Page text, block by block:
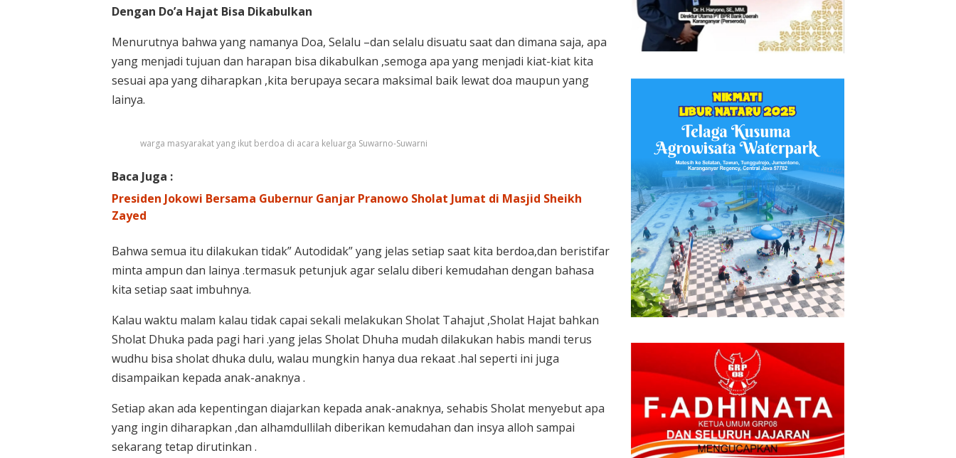
Dengan Do’a Hajat Bisa Dikabulkan
Menurutnya bahwa yang namanya Doa, Selalu –dan selalu disuatu saat dan dimana saja, apa
yang menjadi tujuan dan harapan bisa dikabulkan ,semoga apa yang menjadi kiat-kiat kita
sesuai apa yang diharapkan ,kita berupaya secara maksimal baik lewat doa maupun yang
lainya.
warga masyarakat yang ikut berdoa di acara keluarga Suwarno-Suwarni
Baca Juga :
Presiden Jokowi Bersama Gubernur Ganjar Pranowo Sholat Jumat di Masjid Sheikh
Zayed
Bahwa semua itu dilakukan tidak” Autodidak” yang jelas setiap saat kita berdoa,dan beristifar
minta ampun dan lainya .termasuk petunjuk agar selalu diberi kemudahan dengan bahasa
kita setiap saat imbuhnya.
Kalau waktu malam kalau tidak capai sekali melakukan Sholat Tahajut ,Sholat Hajat bahkan
Sholat Dhuka pada pagi hari .yang jelas Sholat Dhuha mudah dilakukan habis mandi terus
wudhu bisa sholat dhuka dulu, walau mungkin hanya dua rekaat .hal seperti ini juga
disampaikan kepada anak-anaknya .
Setiap akan ada kepentingan diajarkan kepada anak-anaknya, sehabis Sholat menyebut apa
yang ingin diharapkan ,dan alhamdullilah diberikan kemudahan dan insya alloh sampai
sekarang tetap dirutinkan .